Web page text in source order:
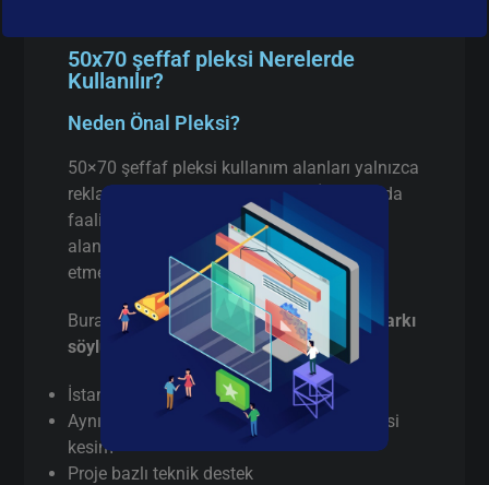
50x70 şeffaf pleksi Nerelerde
Kullanılır?
Neden Önal Pleksi?
50×70 şeffaf pleksi kullanım alanları yalnızca
reklam sektörüyle sınırlı değildir. İstanbul’da
faaliyet gösteren birçok firma aşağıdaki
alanlarda 50×70 şeffaf pleksi tercih
etmektedir:
Burada pazarlama yapmıyorum,
gerçek farkı
söylüyorum
İstanbul’da gerçek üretici(aracı değil)
Aynı gün / hızlı terminli 50×70 şeffaf pleksi
kesim
Proje bazlı teknik destek